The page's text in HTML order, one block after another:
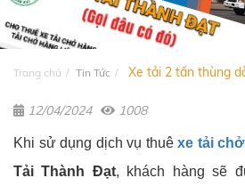
Trang chủ Tin Tức Xe tải 2 tấn thùng
12/04/2024 1008
Khi sử dụng dịch vụ thuêxe tải
Tải Thành Đạt, khách hàng sẽ